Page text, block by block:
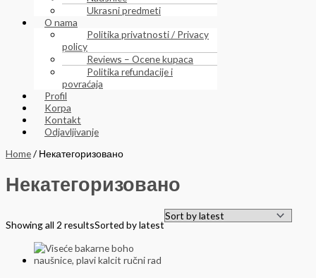
Ukrasni predmeti
O nama
Politika privatnosti / Privacy
policy
Reviews – Ocene kupaca
Politika refundacije i
povraćaja
Profil
Korpa
Kontakt
Odjavljivanje
Home/ Некатегоризовано
Некатегоризовано
Showing all 2 resultsSorted by latest